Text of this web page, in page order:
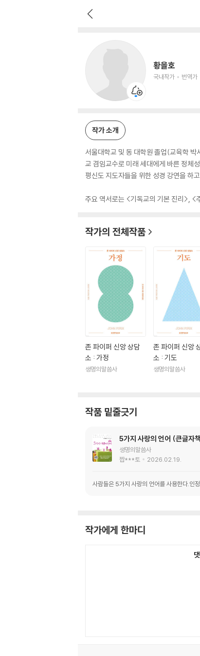
황을호
국내작가 번역가
작가 소개
서울대학교 및 동 대학원 졸업(교육학
교 겸임교수로 미래 세대에게 바른 정체
평신도 지도자들을 위한 성경 강연을 하
주요 역서로는 <기독교의 기본 진리>,
작가의 전체작품
존 파이퍼 신앙 상담
소 : 가정
생명의말씀사
존 파이퍼 신앙
소 : 기도
생명의말씀사
작품 밑줄긋기
5가지 사랑의 언어 (큰글자
생명의말씀사
짭***토
2026.02.19.
사람들은 5가지 사랑의 언어를 사용한다.인
작가에게 한마디